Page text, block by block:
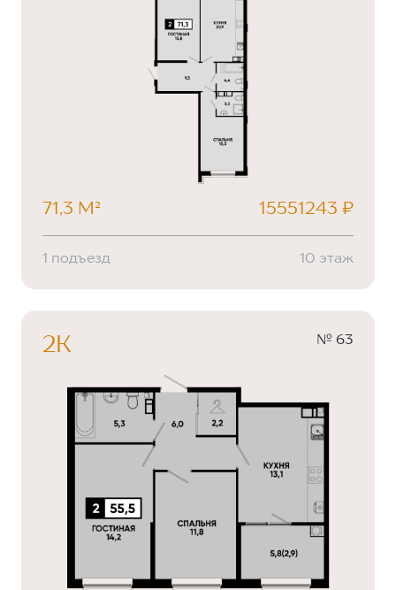
71,3 М² 15551243 ₽
1 подъезд 10 этаж
2К № 63